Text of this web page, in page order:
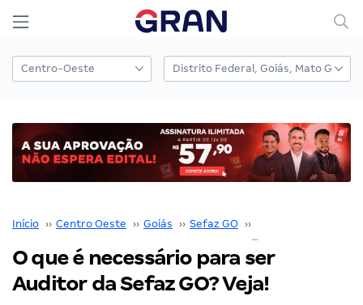
Início ›› Centro Oeste ›› Goiás ›› Sefaz GO ››
O que é necessário para ser
Auditor da Sefaz GO? Veja!